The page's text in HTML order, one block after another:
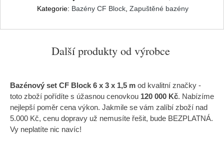
Kategorie: Bazény CF Block, Zapuštěné bazény
Další produkty od výrobce
Bazénový set CF Block 6 x 3 x 1,5 m od kvalitní značky -
toto zboží pořídíte s úžasnou cenovkou 120 000 Kč. Nabízíme
nejlepší poměr cena výkon. Jakmile se vám zalíbí zboží nad
5.000 Kč, cenu dopravy už nemusíte řešit, bude BEZPLATNÁ.
Vy neplatíte nic navíc!